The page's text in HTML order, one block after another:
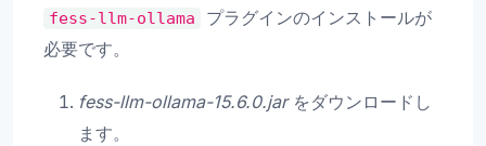
fess-llm-ollama
プラグインのインストールが
必要です。
fess-llm-ollama-15.6.0.jarをダウンロードし
ます。